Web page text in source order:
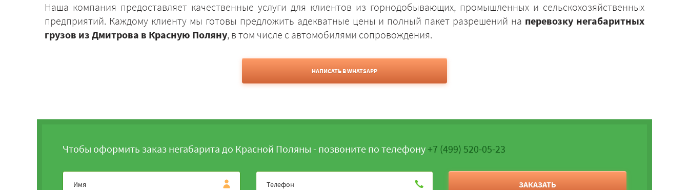
Наша компания предоставляет качественные услуги для клиентов из горнодобывающих, промышленных и сельскохозяйственных
предприятий. Каждому клиенту мы готовы предложить адекватные цены и полный пакет разрешений на перевозку негабаритных
грузов из Дмитрова в Красную Поляну, в том числе с автомобилями сопровождения.
НАПИСАТЬ В WHATSAPP
Чтобы оформить заказ негабарита до Красной Поляны - позвоните по телефону+7 (499) 520-05-23
ЗАКАЗАТЬ